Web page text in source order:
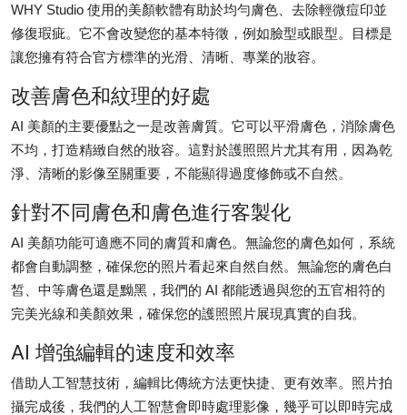
How To
WHY Studio 使用的美顏軟體有助於均勻膚色、去除輕微痘印並
修復瑕疵。它不會改變您的基本特徵，例如臉型或眼型。目標是
讓您擁有符合官方標準的光滑、清晰、專業的妝容。
改善膚色和紋理的好處
AI 美顏的主要優點之一是改善膚質。它可以平滑膚色，消除膚色
不均，打造精緻自然的妝容。這對於護照照片尤其有用，因為乾
淨、清晰的影像至關重要，不能顯得過度修飾或不自然。
針對不同膚色和膚色進行客製化
AI 美顏功能可適應不同的膚質和膚色。無論您的膚色如何，系統
都會自動調整，確保您的照片看起來自然自然。無論您的膚色白
皙、中等膚色還是黝黑，我們的 AI 都能透過與您的五官相符的
完美光線和美顏效果，確保您的護照照片展現真實的自我。
AI 增強編輯的速度和效率
借助人工智慧技術，編輯比傳統方法更快捷、更有效率。照片拍
攝完成後，我們的人工智慧會即時處理影像，幾乎可以即時完成